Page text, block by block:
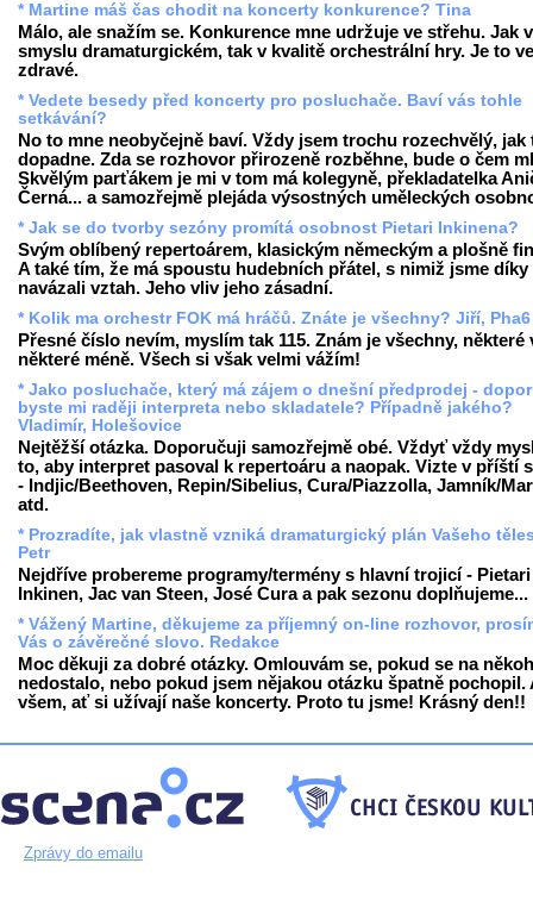
* Martine máš čas chodit na koncerty konkurence? Tina
Málo, ale snažím se. Konkurence mne udržuje ve střehu. Jak
smyslu dramaturgickém, tak v kvalitě orchestrální hry. Je to
zdravé.
* Vedete besedy před koncerty pro posluchače. Baví vás tohle
setkávání?
No to mne neobyčejně baví. Vždy jsem trochu rozechvělý, jak
dopadne. Zda se rozhovor přirozeně rozběhne, bude o čem
Skvělým parťákem je mi v tom má kolegyně, překladatelka
Černá... a samozřejmě plejáda výsostných uměleckých
* Jak se do tvorby sezóny promítá osobnost Pietari Inkinena?
Svým oblíbený repertoárem, klasickým německým a plošně
A také tím, že má spoustu hudebních přátel, s nimiž jsme díky
navázali vztah. Jeho vliv jeho zásadní.
* Kolik ma orchestr FOK má hráčů. Znáte je všechny? Jiří, Pha6
Přesné číslo nevím, myslím tak 115. Znám je všechny, některé
některé méně. Všech si však velmi vážím!
* Jako posluchače, který má zájem o dnešní předprodej -
byste mi raději interpreta nebo skladatele? Případně jakého?
Vladimír, Holešovice
Nejtěžší otázka. Doporučuji samozřejmě obé. Vždyť vždy
to, aby interpret pasoval k repertoáru a naopak. Vizte v příští
- Indjic/Beethoven, Repin/Sibelius, Cura/Piazzolla, Jamník/
atd.
* Prozradíte, jak vlastně vzniká dramaturgický plán Vašeho
Petr
Nejdříve probereme programy/termény s hlavní trojicí - Pietari
Inkinen, Jac van Steen, José Cura a pak sezonu doplňujeme...
* Vážený Martine, děkujeme za příjemný on-line rozhovor,
Vás o závěrečné slovo. Redakce
Moc děkuji za dobré otázky. Omlouvám se, pokud se na
nedostalo, nebo pokud jsem nějakou otázku špatně pochopil.
všem, ať si užívají naše koncerty. Proto tu jsme! Krásný den!!
Zprávy do emailu